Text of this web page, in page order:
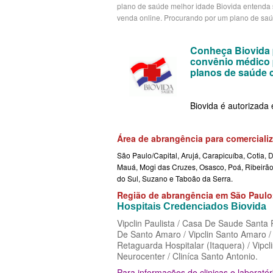
CUIDAR ME PLANO DE SAÚDE
GARANTIA GS PLANO DE SAÚDE
EMPRESARIAL
GOLDEN CROSS PLANO
INTERCLINICAS PLANO DE SAÚDE
EMPRESARIAL
KIPP PLANO DE SAÚDE
MEDIAL PLANO DE SAÚDE
MEDICAL HEALTH PLANO DE
PLANO DE SAÚDE CAIXA
PLANO DE SAÚDE CUIDAR ME
PLANO DE SAÚDE DIX
PLANO DE SAÚDE GARANTIA GS SAÚDE
PLANO DE SAÚDE GOLDEN CARE
PLANO DE SAÚDE GOLDEN CROSS
PLANO DE SAÚDE GNDI
PLANO DE SAÚDE KIPP
PLANO DE SAÚDE INTERMÉDICA
CRUZ AZUL PLANO DE
GARANTIA GS PLANO
GNDI PLANO DE
MEDIAL PLANO DE
MEDICAL HEALTH
ONE HEALTH PLANO
PLENA PLANO DE
SANTARIS PLANO DE
plano de saúde melhor idade Biovida entenda
venda online. Procurando por um plano de
Conheça Biovida
convênio médico
planos de saúde
Biovida é autorizada
Área de abrangência para
São Paulo/Capital, Arujá, Carapicuíba, Cotia,
Mauá, Mogi das Cruzes, Osasco, Poá,
do Sul, Suzano e Taboão da Serra.
Região de abrangência em São
Hospitais Credenciados Biovida
Vipclin Paulista / Casa De Saude
De Santo Amaro / Vipclin Santo Amaro
Retaguarda Hospitalar (Itaquera) /
Neurocenter / Cliníca Santo Antonio.